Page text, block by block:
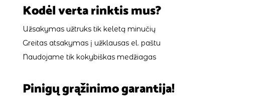
Kodėl verta rinktis mus?
Užsakymas užtruks tik keletą minučių
Greitas atsakymas į užklausas el. paštu
Naudojame tik kokybiškas medžiagas
Pinigų grąžinimo garantija!